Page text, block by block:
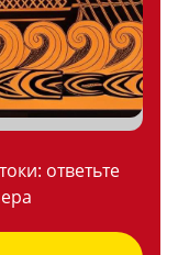
ответьте